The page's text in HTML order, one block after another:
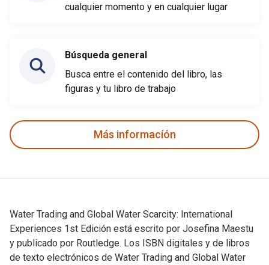
cualquier momento y en cualquier lugar
Búsqueda general
Busca entre el contenido del libro, las
figuras y tu libro de trabajo
Más informacíón
Water Trading and Global Water Scarcity: International
Experiences 1st Edición está escrito por Josefina Maestu
y publicado por Routledge. Los ISBN digitales y de libros
de texto electrónicos de Water Trading and Global Water